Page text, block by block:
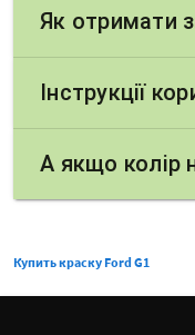
Як отримати
Інструкції
А якщо колір
Купить краску Ford G1